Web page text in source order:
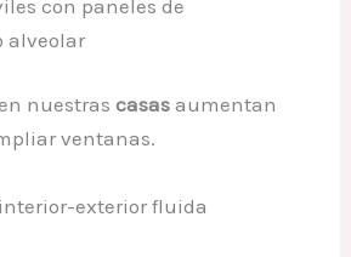
con paneles de
alveolar
nuestrascasas aumentan
ventanas.
exterior fluida